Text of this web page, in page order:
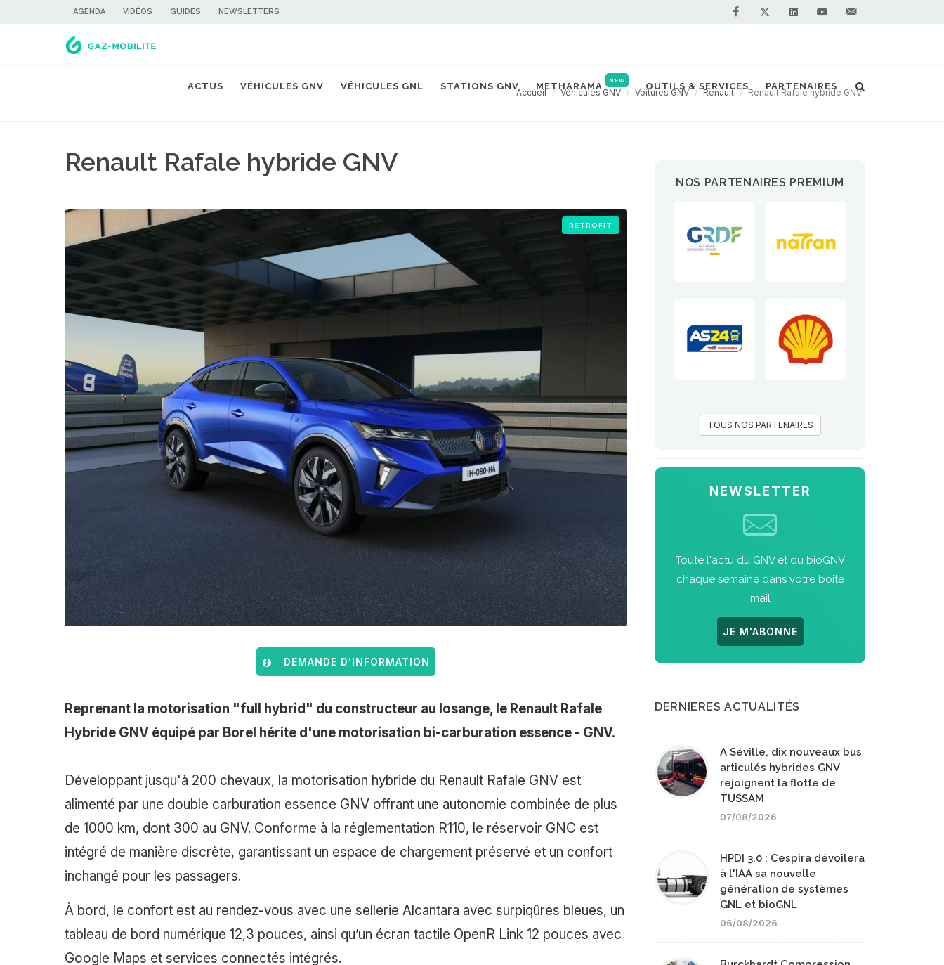
AGENDA VIDÉOS GUIDES NEWSLETTERS
ACTUS VÉHICULES GNV VÉHICULES GNL STATIONS GNV METHARAMA
NEW
OUTILS & SERVICES PARTENAIRES
Accueil Véhicules GNV Voitures GNV Renault Renault Rafale hybride GNV
Renault Rafale hybride GNV
RETROFIT
DEMANDE D'INFORMATION
Reprenant la motorisation "full hybrid" du constructeur au losange, le Renault Rafale
Hybride GNV équipé par Borel hérite d'une motorisation bi-carburation essence - GNV.
Développant jusqu'à 200 chevaux, la motorisation hybride du Renault Rafale GNV est
alimenté par une double carburation essence GNV offrant une autonomie combinée de plus
de 1000 km, dont 300 au GNV. Conforme à la réglementation R110, le réservoir GNC est
intégré de manière discrète, garantissant un espace de chargement préservé et un confort
inchangé pour les passagers.
À bord, le confort est au rendez-vous avec une sellerie Alcantara avec surpiqûres bleues, un
tableau de bord numérique 12,3 pouces, ainsi qu’un écran tactile OpenR Link 12 pouces avec
Google Maps et services connectés intégrés.
NOS PARTENAIRES PREMIUM
TOUS NOS PARTENAIRES
NEWSLETTER
Toute l'actu du GNV et du bioGNV
chaque semaine dans votre boite
mail
JE M'ABONNE
DERNIERES ACTUALITÉS
A Séville, dix nouveaux bus
articulés hybrides GNV
rejoignent la flotte de
TUSSAM
07/08/2026
HPDI 3.0 : Cespira dévoilera
à l'IAA sa nouvelle
génération de systèmes
GNL et bioGNL
06/08/2026